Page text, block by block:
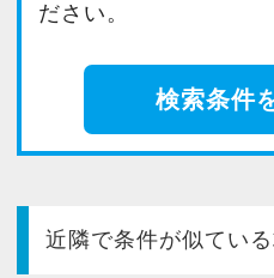
今すぐ
PC版
ださい。
検索条件
近隣で条件が似てい